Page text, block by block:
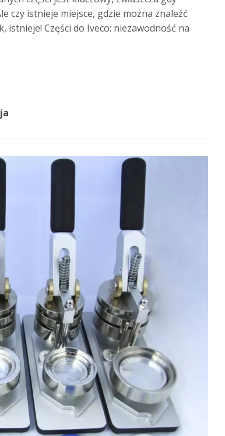
czy istnieje miejsce, gdzie można znaleźć
istnieje! Części do Iveco: niezawodność na